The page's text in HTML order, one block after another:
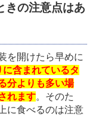
きの注意点はあ
を開けたら早めに
に含まれているタ
分よりも多い場
れます。そのた
に食べるのは注意